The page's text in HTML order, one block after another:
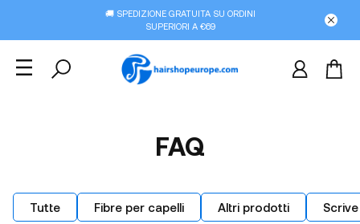
🚚 SPEDIZIONE GRATUITA SU ORDINI
SUPERIORI A €69
FAQ
Tutte Fibre per capelli Altri prodotti